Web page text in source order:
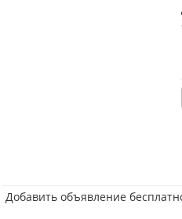
Добавить объявление